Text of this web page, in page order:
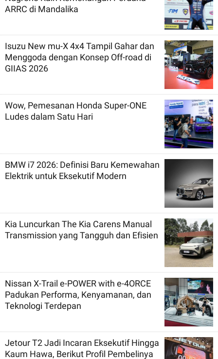
ARRC di Mandalika
Isuzu New mu-X 4x4 Tampil Gahar dan
Menggoda dengan Konsep Off-road di
GIIAS 2026
Wow, Pemesanan Honda Super-ONE
Ludes dalam Satu Hari
BMW i7 2026: Definisi Baru Kemewahan
Elektrik untuk Eksekutif Modern
Kia Luncurkan The Kia Carens Manual
Transmission yang Tangguh dan Efisien
Nissan X-Trail e-POWER with e-4ORCE
Padukan Performa, Kenyamanan, dan
Teknologi Terdepan
Jetour T2 Jadi Incaran Eksekutif Hingga
Kaum Hawa, Berikut Profil Pembelinya